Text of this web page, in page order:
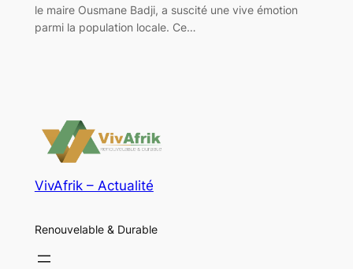
le maire Ousmane Badji, a suscité une vive émotion
parmi la population locale. Ce…
VivAfrik – Actualité
Renouvelable & Durable